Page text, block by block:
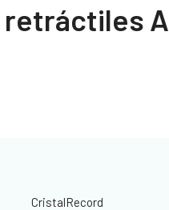
retráctiles
CristalRecord